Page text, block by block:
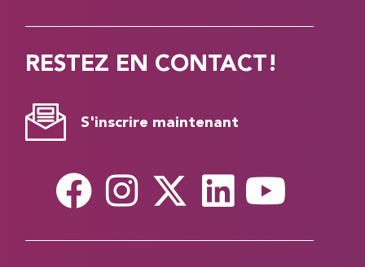
RESTEZ EN CONTACT!
S'inscrire maintenant